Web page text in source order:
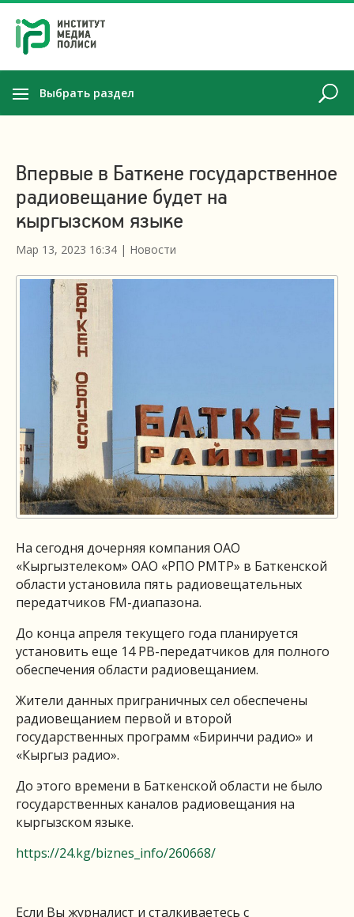
Выбрать раздел
Впервые в Баткене государственное
радиовещание будет на
кыргызском языке
Мар 13, 2023 16:34 | Новости
На сегодня дочерняя компания ОАО
«Кыргызтелеком» ОАО «РПО РМТР» в Баткенской
области установила пять радиовещательных
передатчиков FM-диапазона.
До конца апреля текущего года планируется
установить еще 14 РВ-передатчиков для полного
обеспечения области радиовещанием.
Жители данных приграничных сел обеспечены
радиовещанием первой и второй
государственных программ «Биринчи радио» и
«Кыргыз радио».
До этого времени в Баткенской области не было
государственных каналов радиовещания на
кыргызском языке.
https://24.kg/biznes_info/260668/
Если Вы журналист и сталкиваетесь с